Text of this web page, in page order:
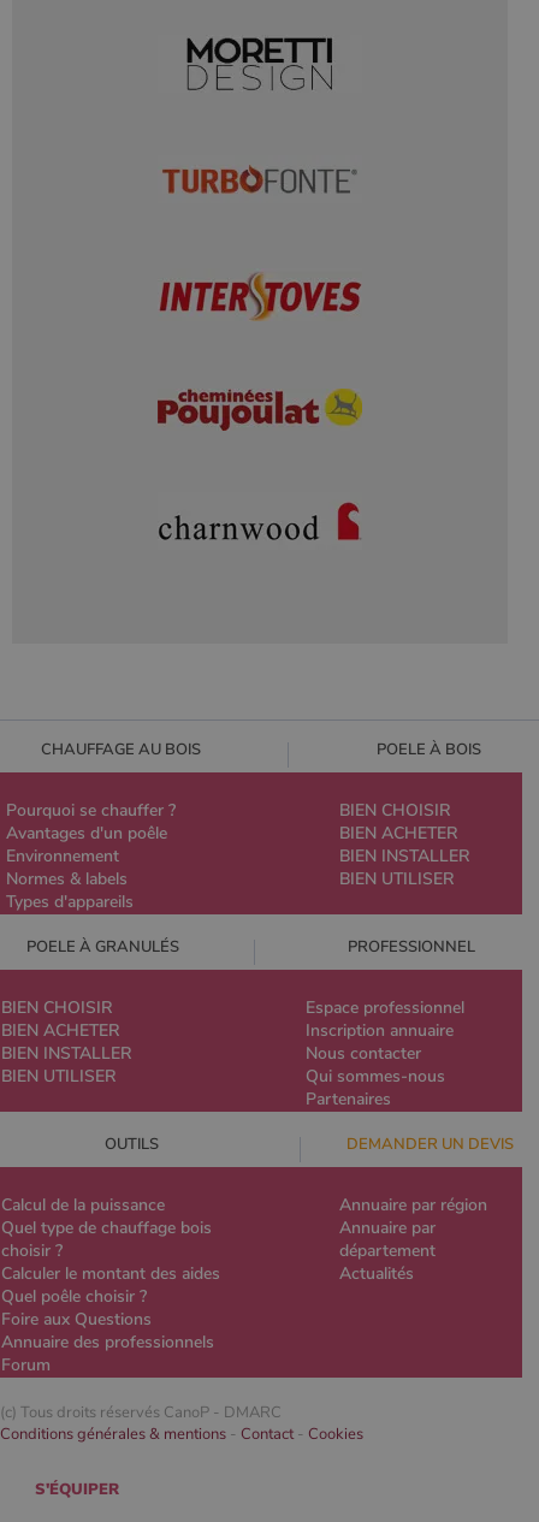
CHAUFFAGE AU BOIS POELE À BOIS
Pourquoi se chauffer ?
Avantages d'un poêle
Environnement
Normes & labels
Types d'appareils
BIEN CHOISIR
BIEN ACHETER
BIEN INSTALLER
BIEN UTILISER
POELE À GRANULÉS PROFESSIONNEL
BIEN CHOISIR
BIEN ACHETER
BIEN INSTALLER
BIEN UTILISER
Espace professionnel
Inscription annuaire
Nous contacter
Qui sommes-nous
Partenaires
OUTILS DEMANDER UN DEVIS
Calcul de la puissance
Quel type de chauffage bois
choisir ?
Calculer le montant des aides
Quel poêle choisir ?
Foire aux Questions
Annuaire des professionnels
Forum
Annuaire par région
Annuaire par
département
Actualités
(c) Tous droits réservés CanoP - DMARC
Conditions générales & mentions - Contact- Cookies
S'ÉQUIPER